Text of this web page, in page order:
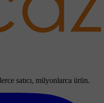
satıcı, milyonlarca ürün.